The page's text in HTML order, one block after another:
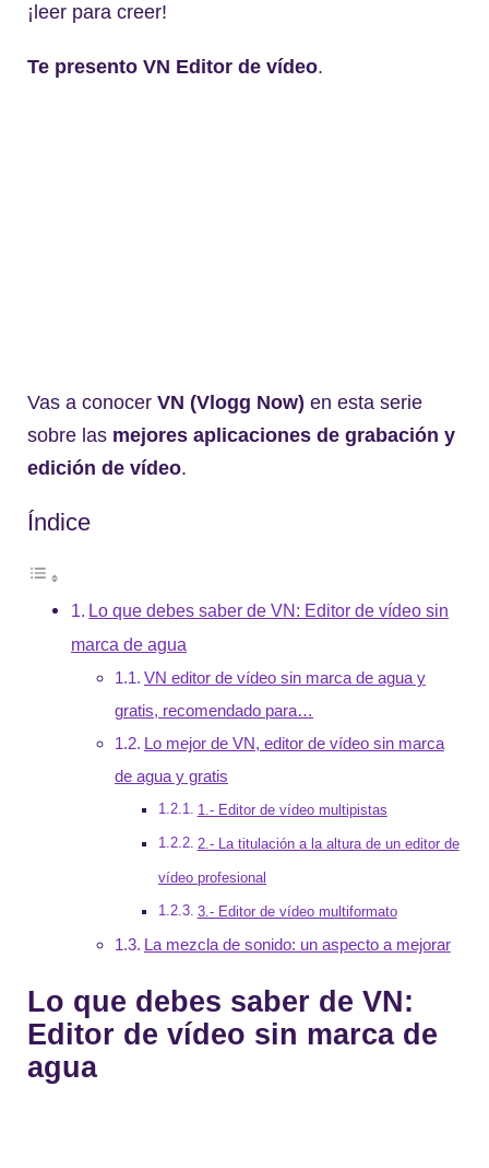
¡leer para creer!
Te presento VN Editor de vídeo.
Vas a conocer VN (Vlogg Now) en esta serie
sobre las mejores aplicaciones de grabación y
edición de vídeo.
Índice
Lo que debes saber de VN: Editor de vídeo sin
marca de agua
VN editor de vídeo sin marca de agua y
gratis, recomendado para…
Lo mejor de VN, editor de vídeo sin marca
de agua y gratis
1.- Editor de vídeo multipistas
2.- La titulación a la altura de un editor de
vídeo profesional
3.- Editor de vídeo multiformato
La mezcla de sonido: un aspecto a mejorar
Lo que debes saber de VN:
Editor de vídeo sin marca de
agua